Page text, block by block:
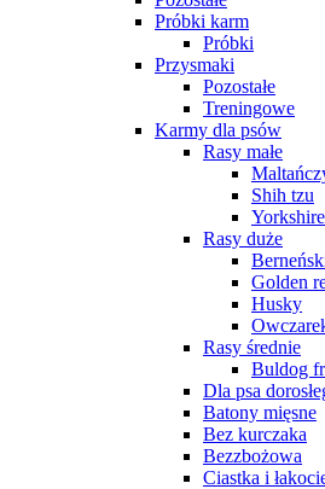
Próbki karm
Próbki
Przysmaki
Pozostałe
Treningowe
Karmy dla psów
Rasy małe
Shih tzu
Rasy duże
Golden
Husky
Rasy średnie
Buldog
Dla psa
Batony mięsne
Bez kurczaka
Bezzbożowa
Ciastka i